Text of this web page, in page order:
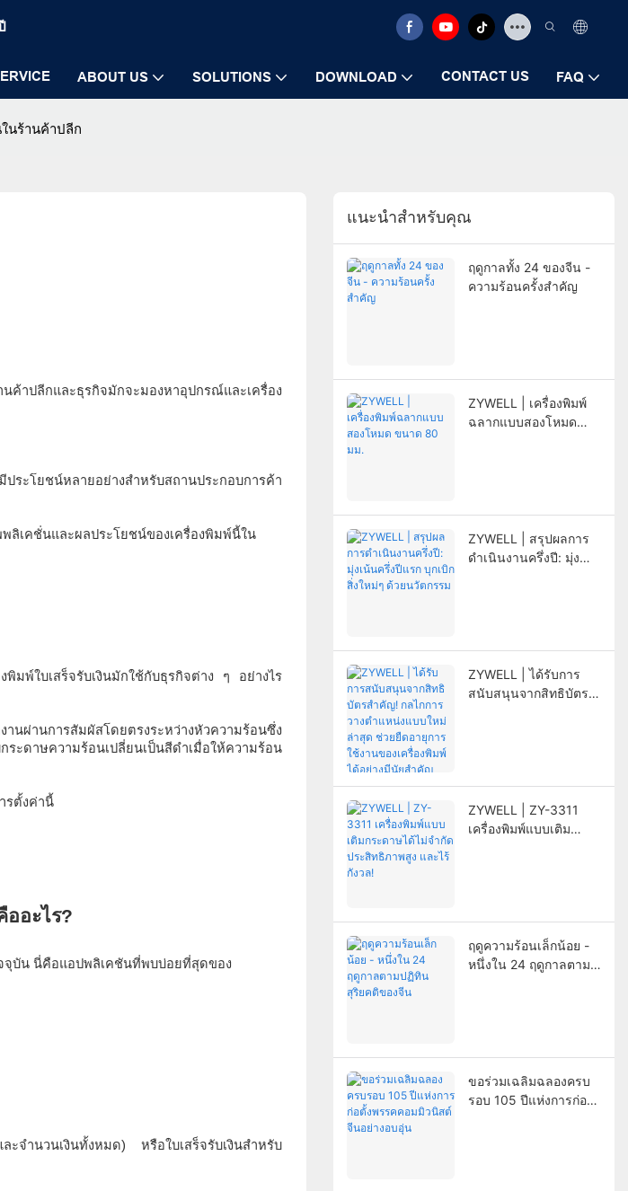
ABOUT US SOLUTIONS DOWNLOAD CONTACT US FAQ
นร้านค้าปลีก
ค้าปลีกและธุรกิจมักจะมองหาอุปกรณ์และเครื่อง
เคชั่นและผลประโยชน์ของเครื่องพิมพ์นี้ใน
พิมพ์ใบเสร็จรับเงินมักใช้กับธุรกิจต่าง ๆ อย่างไร
นผ่านการสัมผัสโดยตรงระหว่างหัวความร้อนซึ่ง
ดาษความร้อนเปลี่ยนเป็นสีดำเมื่อให้ความร้อน
หากคุณมีร้านค้าปลีกหรือธุรกิจร้านอาหารคุณควรชอบเครื่องพิมพ์ความร้อน นี่คือเหตุผลสำหรับการตั้งค่านี้
ะจำนวนเงินทั้งหมด) หรือใบเสร็จรับเงินสำหรับ
แนะนำสำหรับคุณ
ฤดูกาลทั้ง 24 ของจีน -
ความร้อนครั้งสำคัญ
ZYWELL | เครื่องพิมพ์
ฉลากแบบสองโหมด
ZYWELL | สรุปผลการ
ดำเนินงานครึ่งปี: มุ่ง
ZYWELL | ได้รับการ
สนับสนุนจากสิทธิบัตร
นัยสำคัญ
ZYWELL | ZY-3311
เครื่องพิมพ์แบบเติม
ฤดูความร้อนเล็กน้อย -
หนึ่งใน 24 ฤดูกาลตาม
ขอร่วมเฉลิมฉลองครบ
รอบ 105 ปีแห่งการก่อตั้ง